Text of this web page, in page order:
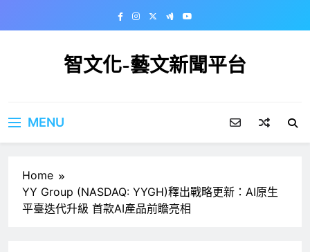
智文化-藝文新聞平台
MENU
Home
YY Group (NASDAQ: YYGH)釋出戰略更新：AI原生
平臺迭代升級 首款AI產品前瞻亮相